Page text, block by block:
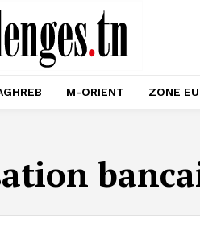
M-ORIENT ZONE